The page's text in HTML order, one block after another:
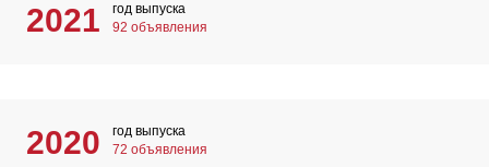
2021
год выпуска
92 объявления
2020
год выпуска
72 объявления